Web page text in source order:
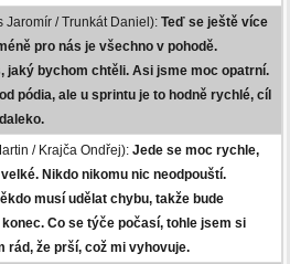
Jaromír / Trunkát Daniel): Teď se ještě více
pro nás je všechno v pohodě.
jaký bychom chtěli. Asi jsme moc opatrní.
pódia, ale u sprintu je to hodně rychlé, cíl
/ Krajča Ondřej): Jede se moc rychle,
Nikdo nikomu nic neodpouští.
musí udělat chybu, takže bude
Co se týče počasí, tohle jsem si
rád, že prší, což mi vyhovuje.